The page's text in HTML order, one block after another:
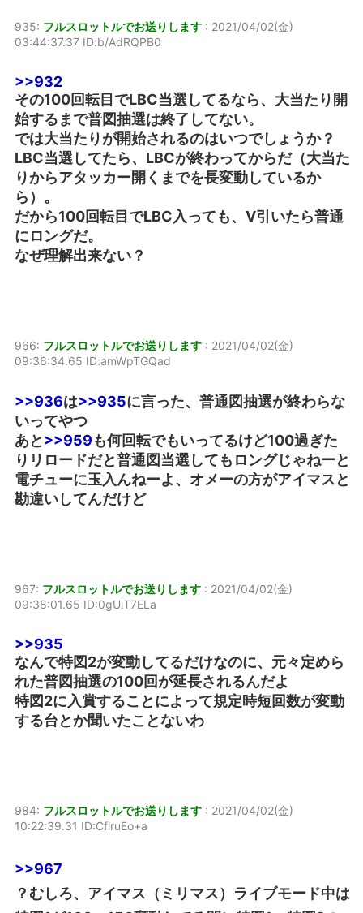
935: フルスロットルでお送りします : 2021/04/02(金)
03:44:37.37 ID:b/AdRQPB0
>>932
その100回転目でLBC当選してるなら、大当たり開
始するまで普図抽選は終了してない。
では大当たりが開始されるのはいつでしょうか？
LBC当選してたら、LBCが終わってからだ（大当た
りからアタッカー開くまでを長変動しているか
ら）。
だから100回転目でLBC入っても、V引いたら普通
にロングだ。
なぜ理解出来ない？
966: フルスロットルでお送りします : 2021/04/02(金)
09:36:34.65 ID:amWpTGQad
>>936は>>935に言った、普通図抽選が終わらな
いってやつ
あと>>959も何回転でもいってるけど100過ぎた
りリロードだと普通図当選してもロングじゃねーと
電チューに玉入んねーよ、オメーの方がアイマスと
勘違いしてんだけど
967: フルスロットルでお送りします : 2021/04/02(金)
09:38:01.65 ID:0gUiT7ELa
>>935
なんで特図2が変動してるだけなのに、元々定めら
れた普図抽選の100回が延長されるんだよ
特図2に入賞することによって規定時短回数が変動
する台とか聞いたことないわ
984: フルスロットルでお送りします : 2021/04/02(金)
10:22:39.31 ID:CflruEo+a
>>967
？むしろ、アイマス（ミリマス）ライブモード中は